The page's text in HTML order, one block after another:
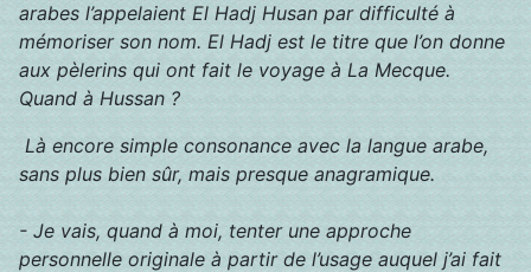
arabes l’appelaient El Hadj Husan par difficulté à
mémoriser son nom. El Hadj est le titre que l’on donne
aux pèlerins qui ont fait le voyage à La Mecque.
Quand à Hussan ?
Là encore simple consonance avec la langue arabe,
sans plus bien sûr, mais presque anagramique.
- Je vais, quand à moi, tenter une approche
personnelle originale à partir de l’usage auquel j’ai fait